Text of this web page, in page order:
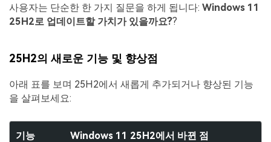
사용자는 단순한 한 가지 질문을 하게 됩니다: Windows 11
25H2로 업데이트할 가치가 있을까요??
25H2의 새로운 기능 및 향상점
아래 표를 보며 25H2에서 새롭게 추가되거나 향상된 기능
을 살펴보세요:
기능 Windows 11 25H2에서 바뀐 점